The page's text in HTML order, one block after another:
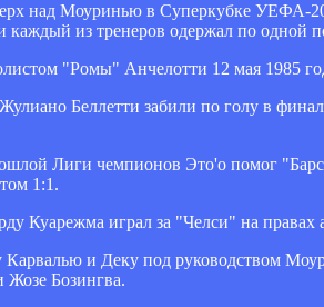
над Моуринью в Суперкубке
каждый из тренеров одержал по
"Ромы" Анчелотти 12 мая 1985
Беллетти забили по голу в
Лиги чемпионов Это'о помог
1:1.
Куарежма играл за "Челси" на
Карвалью и Деку под руководством
Бозингва.